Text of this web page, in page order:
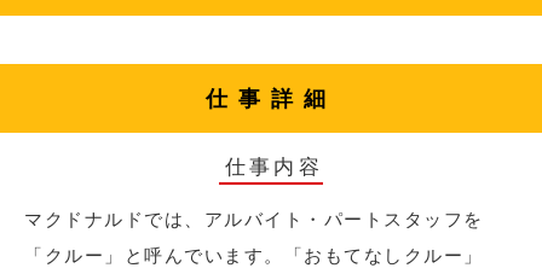
仕事詳細
仕事内容
マクドナルドでは、アルバイト・パートスタッフを
「クルー」と呼んでいます。「おもてなしクルー」